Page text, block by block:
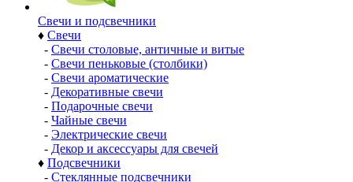
Свечи и подсвечники
♦ Свечи
- Свечи столовые, античные и витые
- Свечи пеньковые (столбики)
- Свечи ароматические
- Декоративные свечи
- Подарочные свечи
- Чайные свечи
- Электрические свечи
- Декор и аксессуары для свечей
♦ Подсвечники
- Стеклянные подсвечники